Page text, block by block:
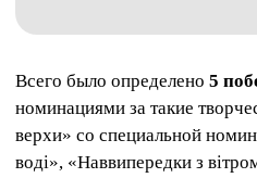
Всего было определено 5
номинациями за такие
верхи» со специальной
воді», «Наввипередки з